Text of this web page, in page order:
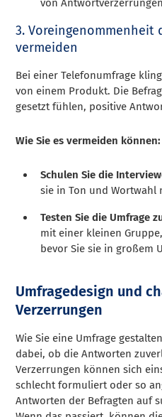
von
3. Voreingenommenheit
vermeiden
Bei einer Telefonumfrage
von einem Produkt. Die
gesetzt fühlen, positive
Wie Sie es vermeiden können:
Schulen Sie die
sie in Ton und Wortwahl
Testen Sie die Umfrage
mit einer kleinen
bevor Sie sie in großem
Umfragedesign und
Verzerrungen
Wie Sie eine Umfrage
dabei, ob die Antworten
Verzerrungen können sich
schlecht formuliert oder so
Antworten der Befragten auf